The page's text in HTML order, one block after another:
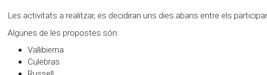
Les activitats a realitzar, es decidiran uns dies abans entre els
Algunes de les propostes són:
Vallibierna
Culebras